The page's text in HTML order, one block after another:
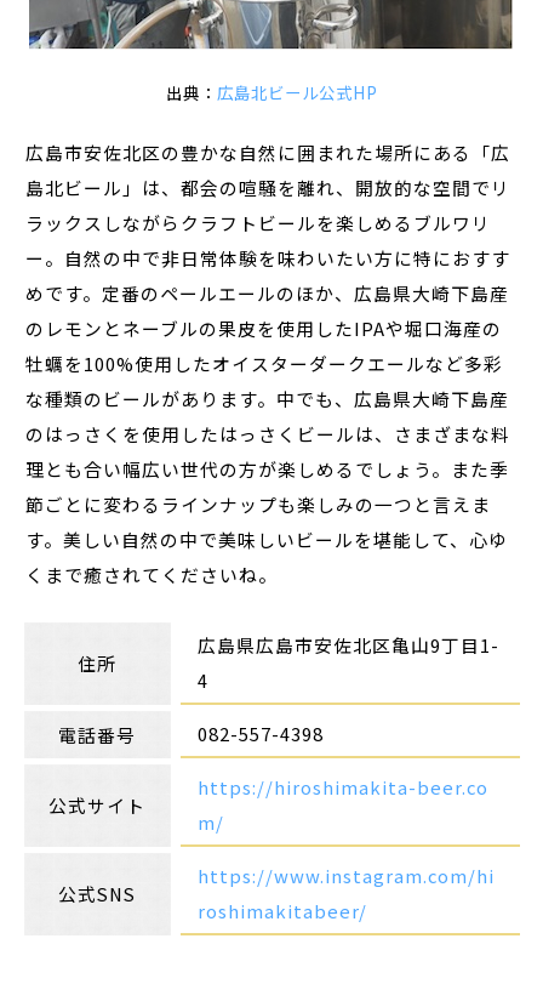
出典： 広島北ビール公式HP
広島市安佐北区の豊かな自然に囲まれた場所にある「広
島北ビール」は、都会の喧騒を離れ、開放的な空間でリ
ラックスしながらクラフトビールを楽しめるブルワリ
ー。自然の中で非日常体験を味わいたい方に特におすす
めです。定番のペールエールのほか、広島県大崎下島産
のレモンとネーブルの果皮を使用したIPAや堀口海産の
牡蠣を100%使用したオイスターダークエールなど多彩
な種類のビールがあります。中でも、広島県大崎下島産
のはっさくを使用したはっさくビールは、さまざまな料
理とも合い幅広い世代の方が楽しめるでしょう。また季
節ごとに変わるラインナップも楽しみの一つと言えま
す。美しい自然の中で美味しいビールを堪能して、心ゆ
くまで癒されてくださいね。
住所
広島県広島市安佐北区亀山9丁目1-
4
電話番号 082-557-4398
公式サイト
https://hiroshimakita-beer.co
m/
公式SNS
https://www.instagram.com/hi
roshimakitabeer/